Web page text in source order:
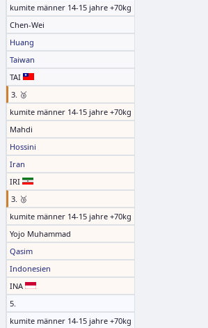
kumite männer 14-15 jahre +70kg
Chen-Wei
Huang
Taiwan
TAI
3. 🥉
kumite männer 14-15 jahre +70kg
Mahdi
Hossini
Iran
IRI
3. 🥉
kumite männer 14-15 jahre +70kg
Yojo Muhammad
Qasim
Indonesien
INA
5.
kumite männer 14-15 jahre +70kg